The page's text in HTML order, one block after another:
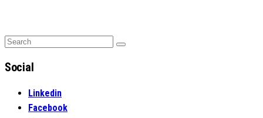
Search
Search
Social
Linkedin
Facebook